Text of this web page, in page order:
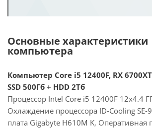
Основные характеристики
компьютера
Компьютер Core i5 12400F, RX
SSD 500Гб + HDD 2Тб
Процессор Intel Core i5 12400F 12x4.4
Охлаждение процессора ID-Cooling SE-
плата Gigabyte H610M K, Оперативная